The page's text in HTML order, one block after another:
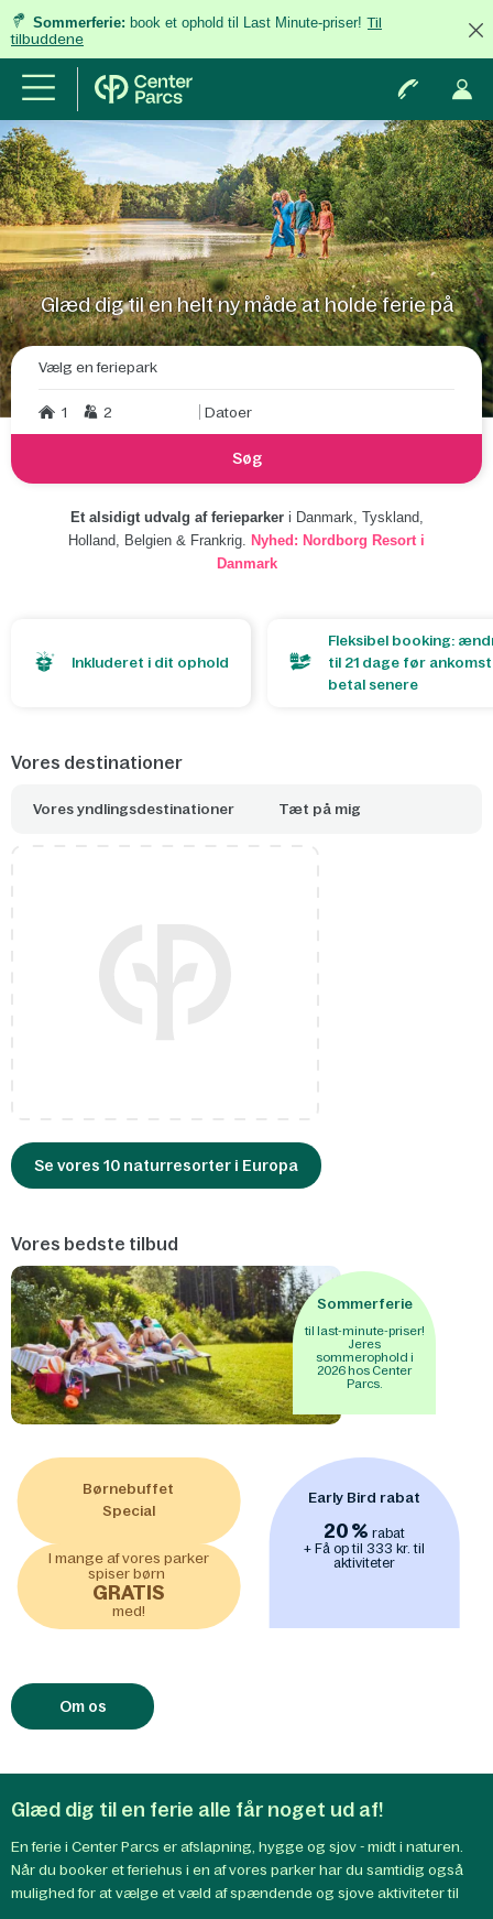
Sommerferie: book et ophold til Last Minute-priser! Til
tilbuddene
Glæd dig til en helt ny måde at holde ferie på
Vælg en feriepark
1 2 Datoer
Søg
Et alsidigt udvalg af ferieparker i Danmark, Tyskland,
Holland, Belgien & Frankrig. Nyhed: Nordborg Resort i
Danmark
Inkluderet i dit ophold
Fleksibel booking:
til 21 dage før
betal senere
Vores destinationer
Vores yndlingsdestinationer Tæt på mig
Se vores 10 naturresorter i Europa
Vores bedste tilbud
Sommerferie
til last-minute-priser!
Jeres
sommerophold i
2026 hos Center
Parcs.
Børnebuffet
Special
I mange af vores parker
spiser børn
GRATIS
med!
Early Bird rabat
20 % rabat
+ Få op til 333 kr. til
aktiviteter
Om os
Glæd dig til en ferie alle får noget ud af!
En ferie i Center Parcs er afslapning, hygge og sjov - midt i naturen.
Når du booker et feriehus i en af vores parker har du samtidig også
mulighed for at vælge et væld af spændende og sjove aktiviteter til